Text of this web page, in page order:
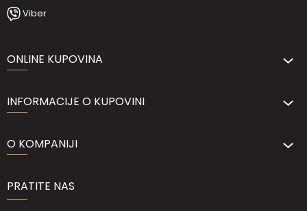
Viber
ONLINE KUPOVINA
INFORMACIJE O KUPOVINI
O KOMPANIJI
PRATITE NAS